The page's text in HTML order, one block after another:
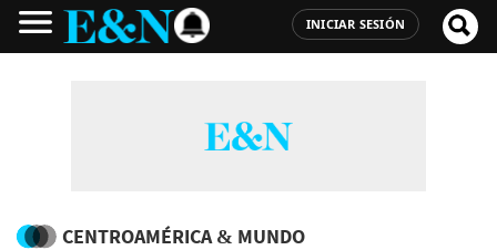
INICIAR SESIÓN
CENTROAMÉRICA & MUNDO